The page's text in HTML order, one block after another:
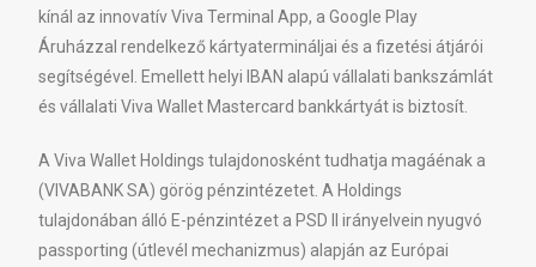
kínál az innovatív Viva Terminal App, a Google Play
Áruházzal rendelkező kártyatermináljai és a fizetési átjárói
segítségével. Emellett helyi IBAN alapú vállalati bankszámlát
és vállalati Viva Wallet Mastercard bankkártyát is biztosít.
A Viva Wallet Holdings tulajdonosként tudhatja magáénak a
(VIVABANK SA) görög pénzintézetet. A Holdings
tulajdonában álló E-pénzintézet a PSD II irányelvein nyugvó
passporting (útlevél mechanizmus) alapján az Európai